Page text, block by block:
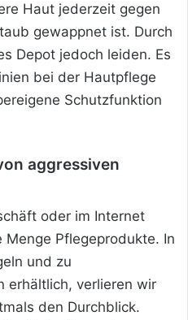
Haut jederzeit gegen
gewappnet ist. Durch
Depot jedoch leiden. Es
bei der Hautpflege
Schutzfunktion
aggressiven
oder im Internet
Pflegeprodukte. In
und zu
erhältlich, verlieren wir
den Durchblick.